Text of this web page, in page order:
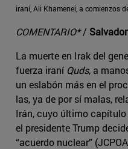
iraní, Ali Khamenei, a comienzos
COMENTARIO*/
La muerte en Irak del
fuerza iraní Quds, a
un eslabón más en el
las, ya de por sí malas,
Irán, cuyo último capítulo
el presidente Trump
“acuerdo nuclear”